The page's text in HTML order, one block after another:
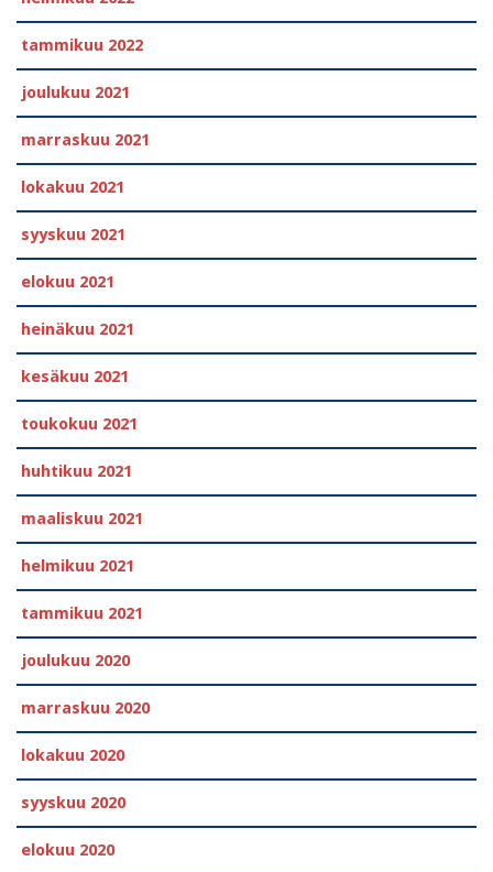
tammikuu 2022
joulukuu 2021
marraskuu 2021
lokakuu 2021
syyskuu 2021
elokuu 2021
heinäkuu 2021
kesäkuu 2021
toukokuu 2021
huhtikuu 2021
maaliskuu 2021
helmikuu 2021
tammikuu 2021
joulukuu 2020
marraskuu 2020
lokakuu 2020
syyskuu 2020
elokuu 2020